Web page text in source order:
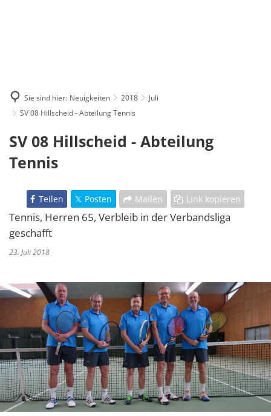
Sie sind hier: Neuigkeiten 2018
Juli
SV 08 Hillscheid - Abteilung Tennis
SV 08 Hillscheid - Abteilung
Tennis
Teilen Posten Mailen Link kopieren
Tennis, Herren 65, Verbleib in der Verbandsliga
geschafft
23. Juli 2018